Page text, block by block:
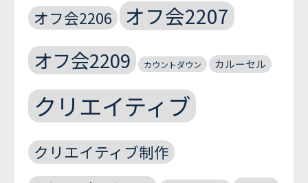
オフ会2206 オフ会2207
オフ会2209 カウントダウン カルーセル
クリエイティブ
クリエイティブ制作